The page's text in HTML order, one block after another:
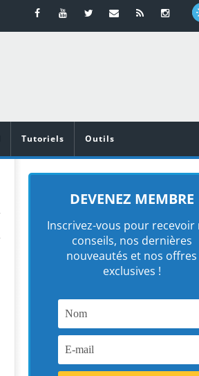
Tutoriels Outils
DEVENEZ MEMBRE
Inscrivez-vous pour recevoir
conseils, nos dernières
nouveautés et nos offres
exclusives !